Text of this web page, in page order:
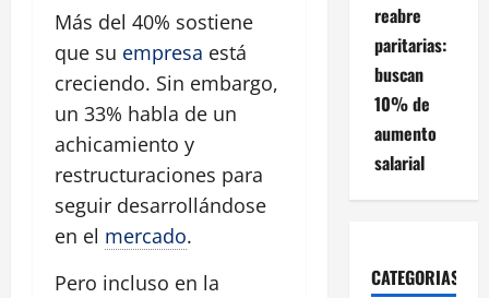
Más del 40% sostiene
que su empresa está
creciendo. Sin embargo,
un 33% habla de un
achicamiento y
restructuraciones para
seguir desarrollándose
en el mercado.
Pero incluso en la
reabre
paritarias:
buscan
10% de
aumento
salarial
CATEGORIAS